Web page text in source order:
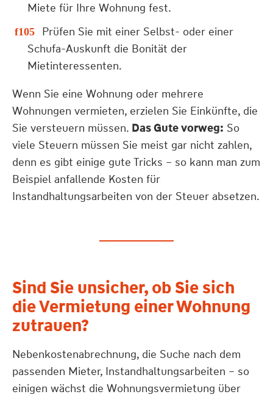
Miete für Ihre Wohnung fest.
Prüfen Sie mit einer Selbst- oder einer
Schufa-Auskunft die Bonität der
Mietinteressenten.
Wenn Sie eine Wohnung oder mehrere
Wohnungen vermieten, erzielen Sie Einkünfte, die
Sie versteuern müssen. Das Gute vorweg: So
viele Steuern müssen Sie meist gar nicht zahlen,
denn es gibt einige gute Tricks – so kann man zum
Beispiel anfallende Kosten für
Instandhaltungsarbeiten von der Steuer absetzen.
Sind Sie unsicher, ob Sie sich
die Vermietung einer Wohnung
zutrauen?
Nebenkostenabrechnung, die Suche nach dem
passenden Mieter, Instandhaltungsarbeiten – so
einigen wächst die Wohnungsvermietung über